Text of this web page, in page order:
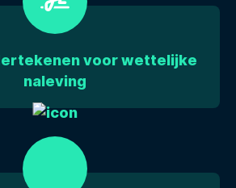
voor wettelijke
naleving